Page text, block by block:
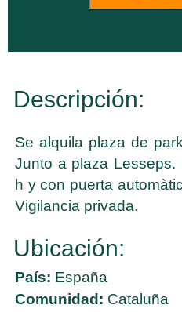
Descripción:
Se alquila plaza de
Junto a plaza Lesseps.
h y con puerta
Vigilancia privada.
Ubicación:
País: España
Comunidad: Cataluña